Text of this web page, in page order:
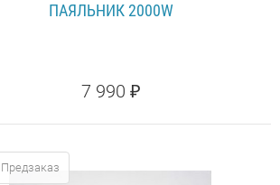
ПАЯЛЬНИК 2000W
7 990 ₽
Предзаказ